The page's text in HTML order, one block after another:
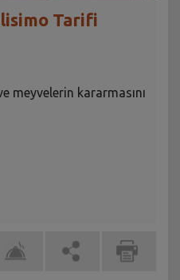
Tarifi
meyvelerin kararmasını